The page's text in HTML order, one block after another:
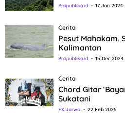
Propublika.id 17 Jan 2024
Cerita
Pesut Mahakam,
Kalimantan
Propublika.id 15 Dec 2024
Cerita
Chord Gitar
Sukatani
FX Jarwo 22 Feb 2025